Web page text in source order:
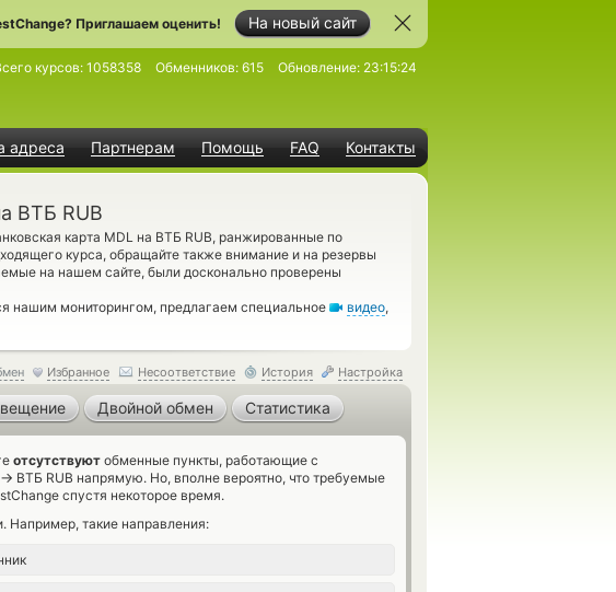
На новый сайт
Приглашаем оценить!
адреса Партнерам Помощь FAQ Контакты
курсов: 1058358 Обменников: 615 Обновление: 23:15:24
ВТБ RUB
карта MDL на ВТБ RUB, ранжированные по
курса, обращайте также внимание и на резервы
на нашем сайте, были досконально проверены
нашим мониторингом, предлагаем специальное
видео,
Избранное Несоответствие История Настройка
Двойной обмен Статистика
отсутствуют обменные пункты, работающие с
→ ВТБ RUB напрямую. Но, вполне вероятно, что требуемые
спустя некоторое время.
Например, такие направления: